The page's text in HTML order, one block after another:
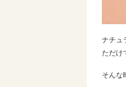
ナチュ
ただけ
そんな